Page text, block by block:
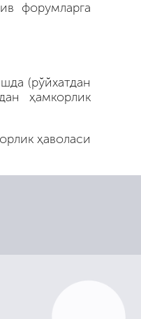
форумларга
(рўйхатдан
ҳамкорлик
ҳаволаси